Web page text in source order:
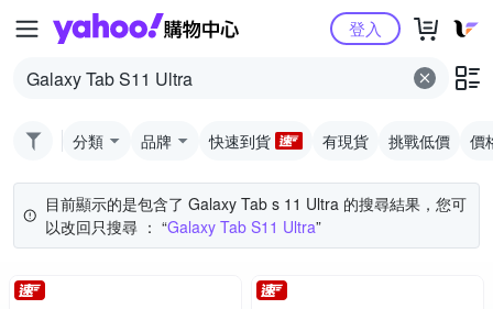
Yahoo購物中心登入
分類 品牌 快速到貨 有現貨 挑戰低價 價
目前顯示的是包含了 Galaxy Tab s 11 Ultra 的搜尋結果，您可
以改回只搜尋 ： “Galaxy Tab S11 Ultra”